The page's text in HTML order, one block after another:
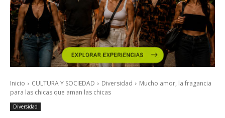
Inicio CULTURA Y SOCIEDAD Diversidad
Mucho amor, la fragancia
para las chicas que aman las chicas
Diversidad